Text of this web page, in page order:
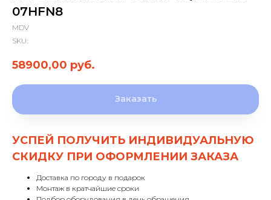
07HFN8
MDV
SKU:
58900,00 руб.
Заказать
УСПЕЙ ПОЛУЧИТЬ ИНДИВИДУАЛЬНУЮ
СКИДКУ ПРИ ОФОРМЛЕНИИ ЗАКАЗА
Доставка по городу в подарок
Монтаж в кратчайшие сроки